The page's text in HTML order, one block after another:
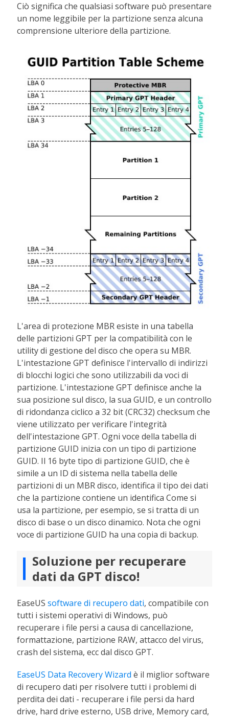
Ciò significa che qualsiasi software può presentare
un nome leggibile per la partizione senza alcuna
comprensione ulteriore della partizione.
L'area di protezione MBR esiste in una tabella
delle partizioni GPT per la compatibilità con le
utility di gestione del disco che opera su MBR.
L'intestazione GPT definisce l'intervallo di indirizzi
di blocchi logici che sono utilizzabili da voci di
partizione. L'intestazione GPT definisce anche la
sua posizione sul disco, la sua GUID, e un controllo
di ridondanza ciclico a 32 bit (CRC32) checksum che
viene utilizzato per verificare l'integrità
dell'intestazione GPT. Ogni voce della tabella di
partizione GUID inizia con un tipo di partizione
GUID. Il 16 byte tipo di partizione GUID, che è
simile a un ID di sistema nella tabella delle
partizioni di un MBR disco, identifica il tipo dei dati
che la partizione contiene un identifica Come si
usa la partizione, per esempio, se si tratta di un
disco di base o un disco dinamico. Nota che ogni
voce di partizione GUID ha una copia di backup.
Soluzione per recuperare
dati da GPT disco!
EaseUSsoftware di recupero dati, compatibile con
tutti i sistemi operativi di Windows, può
recuperare i file persi a causa di cancellazione,
formattazione, partizione RAW, attacco del virus,
crash del sistema, ecc dal disco GPT.
EaseUS Data Recovery Wizard è il miglior software
di recupero dati per risolvere tutti i problemi di
perdita dei dati - recuperare i file persi da hard
drive, hard drive esterno, USB drive, Memory card,